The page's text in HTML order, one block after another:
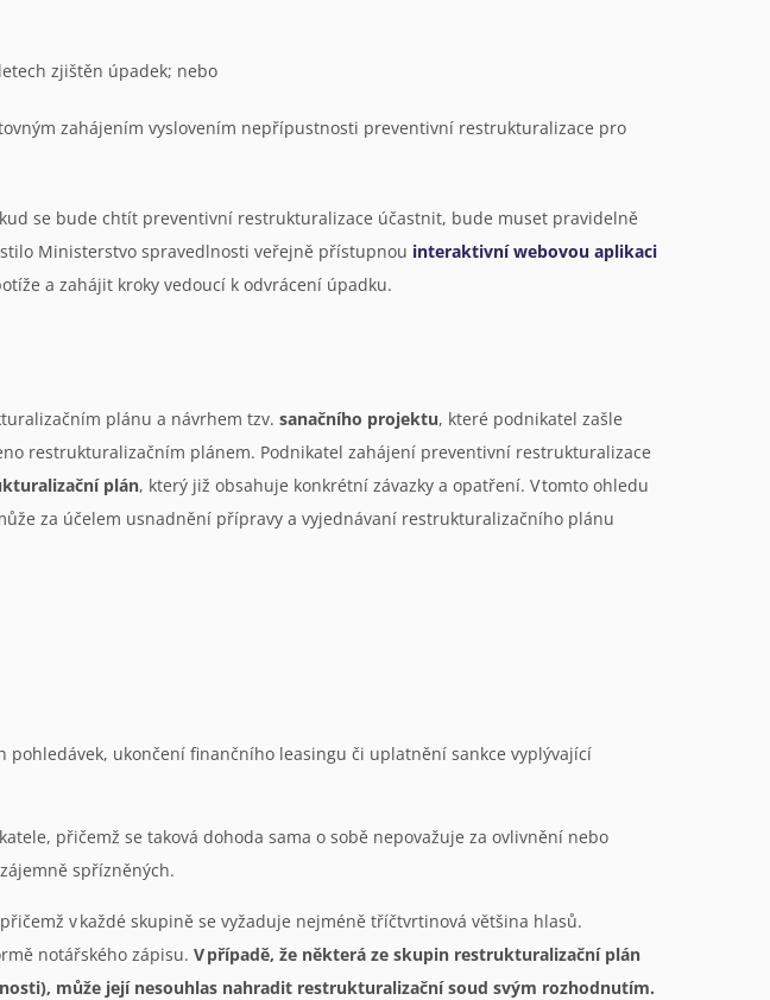
zjištěn úpadek; nebo
zahájením vyslovením nepřípustnosti preventivní restrukturalizace pro
se bude chtít preventivní restrukturalizace účastnit, bude muset pravidelně
Ministerstvo spravedlnosti veřejně přístupnou interaktivní webovou aplikaci
a zahájit kroky vedoucí k odvrácení úpadku.
plánu a návrhem tzv. sanačního projektu, které podnikatel zašle
restrukturalizačním plánem. Podnikatel zahájení preventivní restrukturalizace
plán, který již obsahuje konkrétní závazky a opatření. V tomto ohledu
za účelem usnadnění přípravy a vyjednávaní restrukturalizačního plánu
ukončení finančního leasingu či uplatnění sankce vyplývající
přičemž se taková dohoda sama o sobě nepovažuje za ovlivnění nebo
spřízněných.
v každé skupině se vyžaduje nejméně tříčtvrtinová většina hlasů.
notářského zápisu. V případě, že některá ze skupin restrukturalizační plán
může její nesouhlas nahradit restrukturalizační soud svým rozhodnutím.